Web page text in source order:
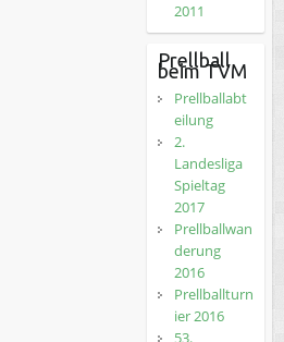
2011
Prellball
beim TVM
Prellballabt
eilung
2.
Landesliga
Spieltag
2017
Prellballwan
derung
2016
Prellballturn
ier 2016
53.